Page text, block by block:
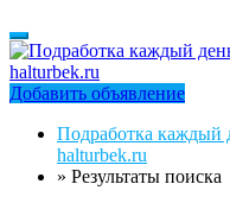
Добавить объявление
Подработка каждый
halturbek.ru
» Результаты поиска